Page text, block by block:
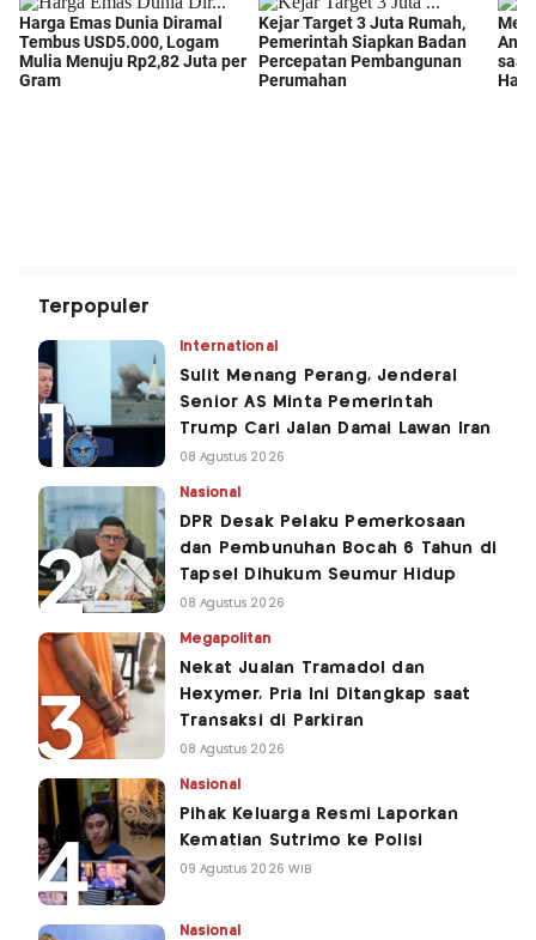
Terpopuler
International
Sulit Menang Perang, Jenderal
Senior AS Minta Pemerintah
Trump Cari Jalan Damai Lawan Iran
08 Agustus 2026
Nasional
DPR Desak Pelaku Pemerkosaan
dan Pembunuhan Bocah 6 Tahun di
Tapsel Dihukum Seumur Hidup
08 Agustus 2026
Megapolitan
Nekat Jualan Tramadol dan
Hexymer, Pria Ini Ditangkap saat
Transaksi di Parkiran
08 Agustus 2026
Nasional
Pihak Keluarga Resmi Laporkan
Kematian Sutrimo ke Polisi
09 Agustus 2026 WIB
Nasional